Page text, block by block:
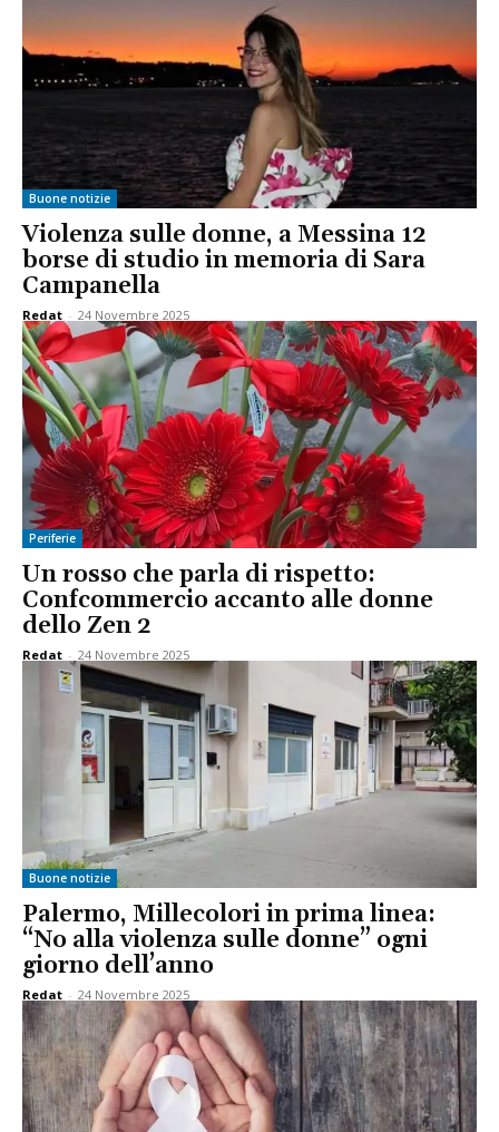
Buone notizie
Violenza sulle donne, a Messina 12
borse di studio in memoria di Sara
Campanella
Redat - 24 Novembre 2025
Periferie
Un rosso che parla di rispetto:
Confcommercio accanto alle donne
dello Zen 2
Redat - 24 Novembre 2025
Buone notizie
Palermo, Millecolori in prima linea:
“No alla violenza sulle donne” ogni
giorno dell’anno
Redat - 24 Novembre 2025